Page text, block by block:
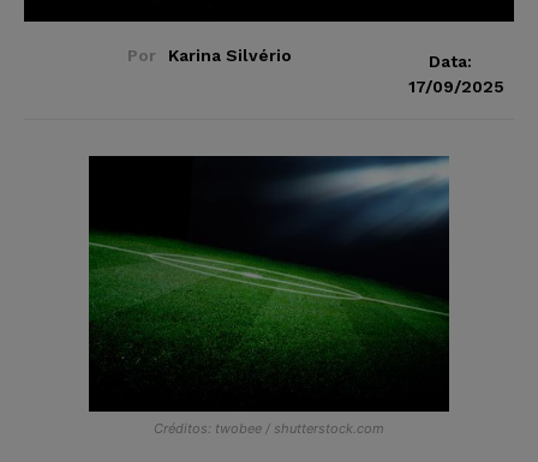
Por Karina Silvério
Data:
17/09/2025
Créditos: twobee / shutterstock.com